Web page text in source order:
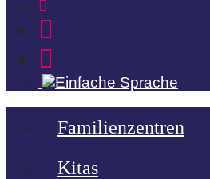
Familienzentren
Kitas